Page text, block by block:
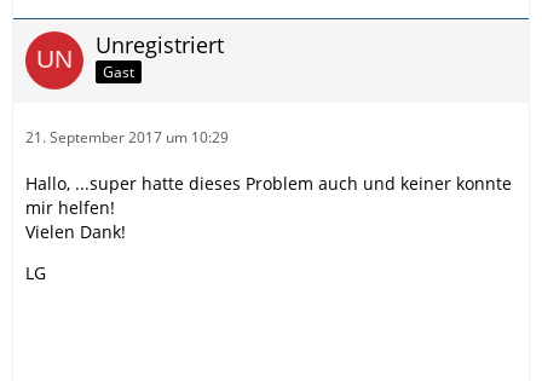
Unregistriert
Gast
21. September 2017 um 10:29
Hallo, ...super hatte dieses Problem auch und keiner konnte
mir helfen!
Vielen Dank!
LG